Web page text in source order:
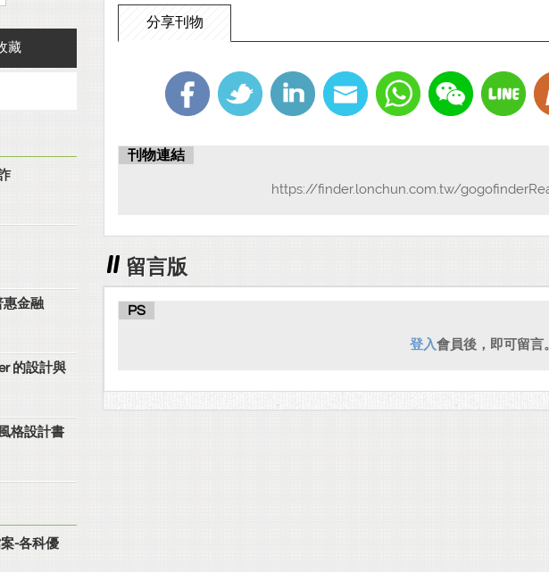
分享刊物
刊物連結
https://finder.lonchun.com.tw/
留言版
PS
登入會員後，即可留言
藏
惠金融
的設計與
格設計書
-各科優